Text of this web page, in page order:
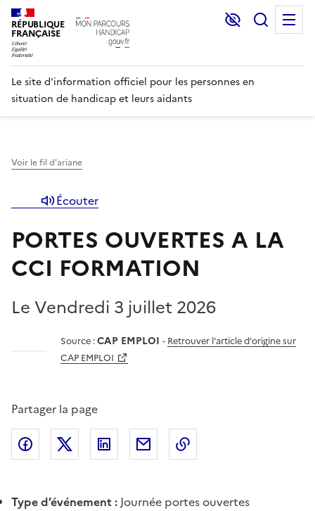
RÉPUBLIQUE
FRANÇAISE
Lecture et
Le site d'information officiel pour les personnes en
situation de handicap et leurs aidants
Voir le fil d'ariane
Écouter
PORTES OUVERTES A LA
CCI FORMATION
Le Vendredi 3 juillet 2026
Source :CAP EMPLOI - Retrouver l'article d'origine sur
CAP EMPLOI
Partager la page
Partager l'article surFacebook
Partager l'article sur X (anciennement
Partager l'article sur
Partager l'article par courriel
Type d’événement : Journée portes ouvertes